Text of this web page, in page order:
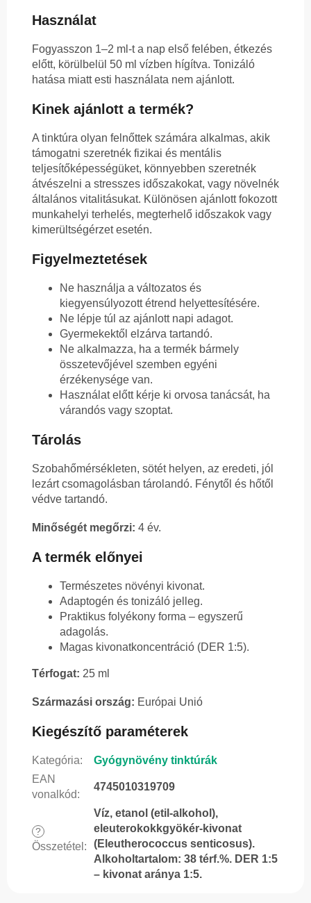
Használat
Fogyasszon 1–2 ml-t a nap első felében, étkezés
előtt, körülbelül 50 ml vízben hígítva. Tonizáló
hatása miatt esti használata nem ajánlott.
Kinek ajánlott a termék?
A tinktúra olyan felnőttek számára alkalmas, akik
támogatni szeretnék fizikai és mentális
teljesítőképességüket, könnyebben szeretnék
átvészelni a stresszes időszakokat, vagy növelnék
általános vitalitásukat. Különösen ajánlott fokozott
munkahelyi terhelés, megterhelő időszakok vagy
kimerültségérzet esetén.
Figyelmeztetések
Ne használja a változatos és
kiegyensúlyozott étrend helyettesítésére.
Ne lépje túl az ajánlott napi adagot.
Gyermekektől elzárva tartandó.
Ne alkalmazza, ha a termék bármely
összetevőjével szemben egyéni
érzékenysége van.
Használat előtt kérje ki orvosa tanácsát, ha
várandós vagy szoptat.
Tárolás
Szobahőmérsékleten, sötét helyen, az eredeti, jól
lezárt csomagolásban tárolandó. Fénytől és hőtől
védve tartandó.
Minőségét megőrzi: 4 év.
A termék előnyei
Természetes növényi kivonat.
Adaptogén és tonizáló jelleg.
Praktikus folyékony forma – egyszerű
adagolás.
Magas kivonatkoncentráció (DER 1:5).
Térfogat: 25 ml
Származási ország: Európai Unió
Kiegészítő paraméterek
Kategória:
Gyógynövény tinktúrák
EAN
vonalkód:
4745010319709
?
Összetétel :
Víz, etanol (etil-alkohol),
eleuterokokkgyökér-kivonat
(Eleutherococcus senticosus).
Alkoholtartalom: 38 térf.%. DER 1:5
– kivonat aránya 1:5.